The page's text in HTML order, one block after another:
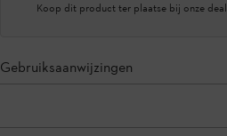
Koop dit product ter plaatse bij onze
Gebruiksaanwijzingen